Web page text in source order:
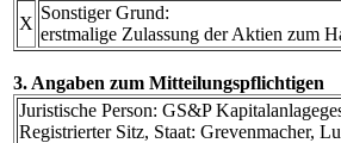
X
Sonstiger Grund:
erstmalige Zulassung der Aktien zum
3. Angaben zum Mitteilungspflichtigen
Juristische Person: GS&P
Registrierter Sitz, Staat: Grevenmacher,